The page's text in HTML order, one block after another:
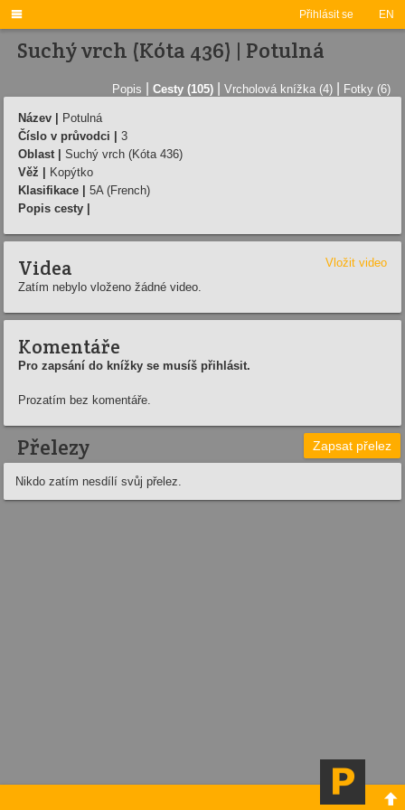
Přihlásit se EN

Suchý vrch (Kóta 436) | Potulná
Popis Cesty (105) Vrcholová knížka (4) Fotky (6)
Název |
Potulná
Číslo v průvodci |
3
Oblast |
Suchý vrch (Kóta 436)
Věž |
Kopýtko
Klasifikace |
5A (French)
Popis cesty |
Videa
Vložit video
Zatím nebylo vloženo žádné video.
Komentáře
Pro zapsání do knížky se musíš přihlásit.
Prozatím bez komentáře.
Přelezy Zapsat přelez
Nikdo zatím nesdílí svůj přelez.
